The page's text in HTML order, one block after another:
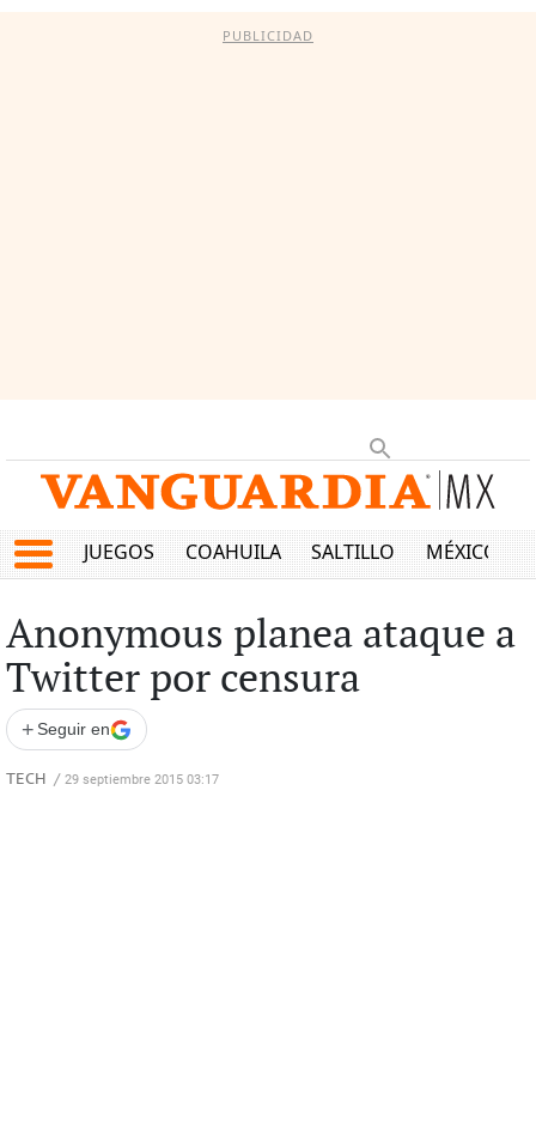
PUBLICIDAD
JUEGOS COAHUILA SALTILLO MÉXICO
Anonymous planea ataque a
Twitter por censura
+ Seguir en
TECH / 29 septiembre 2015 03:17